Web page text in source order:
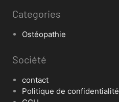
Categories
Ostéopathie
Société
contact
Politique de confidentialité